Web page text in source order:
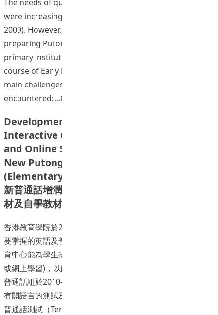
The needs of qualified Putonghua kindergarten teachers
were increasing in Hong Kong (Zhang & Zhang, 2006; Hu,
2009). However, few studies or projects had focused on
preparing Putonghua teacher’s education for pre-
primary institutions. The results of a pre-survey in a
course of Early Experience in Putonghua indicated four
main challenges that pre-service teachers have
encountered:
Continue reading
Development of Online Assisted
Interactive Classroom Teaching Materials
and Online Self-Learning Version of the
New Putonghua Enhancement Programme
(Elementary): Listening and Transcription
新普通話增潤課程（初階）網上輔助課堂互動教
材及自學教材網上版發展計劃：聆聽與拼音
香港教育學院於2012年公布校內的語文政策，對學生離校時
要掌握的英語及普通話水平有一定的要求。為使教院的語文教
育中心能為學生提供更合適的語文支援(增潤課程及自學課程
或網上學習)，以配合新高中(334)的發展，語文教育中心(CLE)
普通話組於2010-2012年度獲大學資助委員會撥款贊助，發展
有關語言的測試及教材。普通話方面, 中心發展了一套「專上
普通話測試（Tertiary Putonghua Test, TPT）」工具、三套